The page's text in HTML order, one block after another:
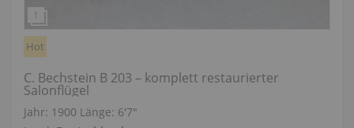
Hot
C. Bechstein B 203 – komplett restaurierter
Salonflügel
Jahr: 1900 Länge: 6′7″